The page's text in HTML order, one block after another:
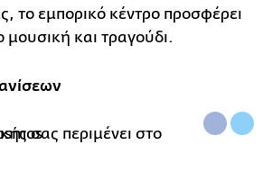
το εμπορικό κέντρο προσφέρει
μουσική και τραγούδι.